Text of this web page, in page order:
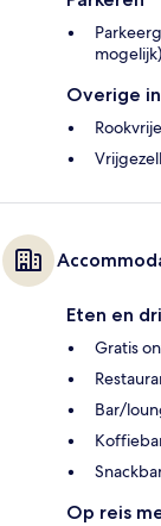
mogelijk)
Overige
Eten en
Gratis
Bar/
Op reis